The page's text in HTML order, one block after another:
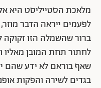
מלאכת הסטייליסט היא
לפעמים ייראה הדבר
ברור שהשמלה הזו
לחתור תחת המובן מאליו
שאף בוראם לא ידע שהם
בגדים לשירה והפקות